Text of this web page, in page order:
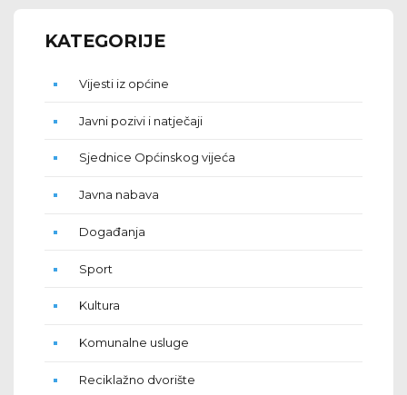
KATEGORIJE
Vijesti iz općine
Javni pozivi i natječaji
Sjednice Općinskog vijeća
Javna nabava
Događanja
Sport
Kultura
Komunalne usluge
Reciklažno dvorište